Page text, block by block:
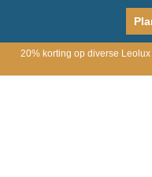
20% korting op diverse